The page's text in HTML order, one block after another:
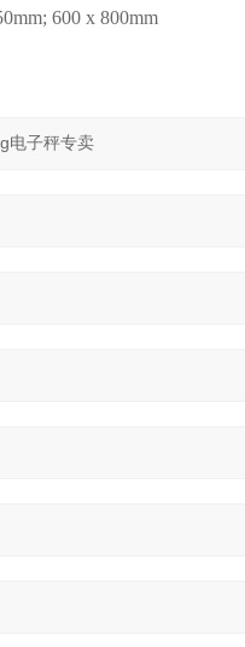
600 x 800mm